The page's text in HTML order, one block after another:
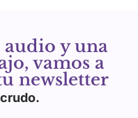
audio y una
vamos a
newsletter